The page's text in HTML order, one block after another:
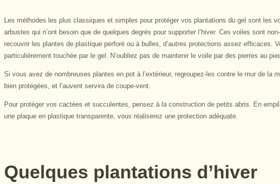
Les méthodes les plus classiques et simples pour protéger vos plantations du gel sont les
arbustes qui n’ont besoin que de quelques degrés pour supporter l’hiver. Ces voiles sont
recouvrir les plantes de plastique perforé ou à bulles, d’autres protections assez efficaces.
particulièrement touchée par le gel. N’oubliez pas de maintenir le voile par des pierres au
Si vous avez de nombreuses plantes en pot à l’extérieur, regroupez-les contre le mur de la
bien protégées, et l’auvent servira de coupe-vent.
Pour protéger vos cactées et succulentes, pensez à la construction de petits abris. En
une plaque en plastique transparente, vous réaliserez une protection adéquate.
Quelques plantations d’hiver